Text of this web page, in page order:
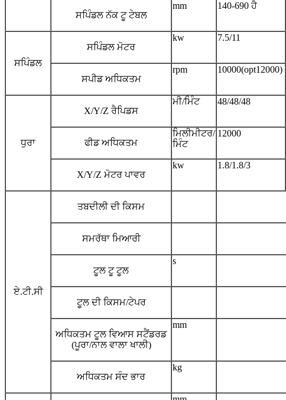
ਸਪਿੰਡਲ ਨੱਕ ਟੂ ਟੇਬਲ
mm 140-690 ਹੈ
ਸਪਿੰਡਲ
ਸਪਿੰਡਲ ਮੋਟਰ
kw 7.5/11
ਸਪੀਡ ਅਧਿਕਤਮ
rpm 10000(opt12000)
ਧੁਰਾ
X/Y/Z ਰੈਪਿਡਸ
ਮੀ/ਮਿੰਟ 48/48/48
ਫੀਡ ਅਧਿਕਤਮ
ਮਿਲੀਮੀਟਰ/
ਮਿੰਟ
12000
X/Y/Z ਮੋਟਰ ਪਾਵਰ
kw 1.8/1.8/3
ਏ.ਟੀ.ਸੀ
ਤਬਦੀਲੀ ਦੀ ਕਿਸਮ
ਸਮਰੱਥਾ ਮਿਆਰੀ
ਟੂਲ ਟੂ ਟੂਲ
s
ਟੂਲ ਦੀ ਕਿਸਮ/ਟੇਪਰ
ਅਧਿਕਤਮ ਟੂਲ ਵਿਆਸ ਸਟੈਂਡਰਡ
(ਪੂਰਾ/ਨਾਲ ਵਾਲਾ ਖਾਲੀ)
mm
ਅਧਿਕਤਮ ਸੰਦ ਭਾਰ
kg